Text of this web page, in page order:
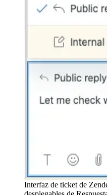
Interfaz de ticket de